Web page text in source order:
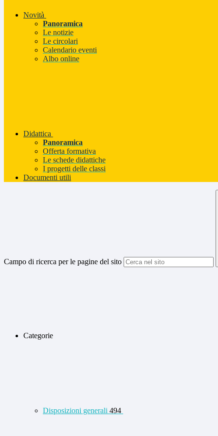
Novità
Panoramica
Le notizie
Le circolari
Calendario eventi
Albo online
Didattica
Panoramica
Offerta formativa
Le schede didattiche
I progetti delle classi
Documenti utili
Campo di ricerca per le pagine del sito
Categorie
Disposizioni generali 494